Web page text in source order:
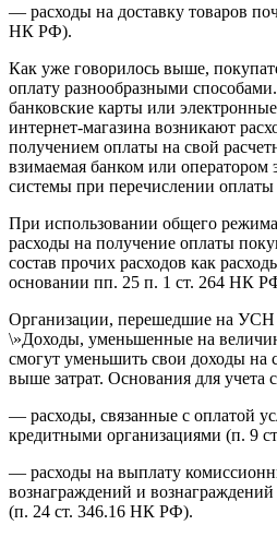
— расходы на доставку товаров
НК РФ).
Как уже говорилось выше,
оплату разнообразными
банковские карты или
интернет-магазина возникают
получением оплаты на свой
взимаемая банком или оператором
системы при перечислении оплаты
При использовании общего
расходы на получение оплаты
состав прочих расходов как
основании пп. 25 п. 1 ст. 264 НК
Организации, перешедшие на УСН
\»Доходы, уменьшенные на
смогут уменьшить свои доходы на
выше затрат. Основания для учета
— расходы, связанные с оплатой
кредитными организациями (п. 9
— расходы на выплату
вознаграждений и
(п. 24 ст. 346.16 НК РФ).